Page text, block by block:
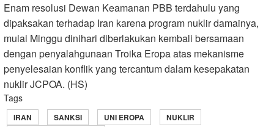
Enam resolusi Dewan Keamanan PBB terdahulu yang
dipaksakan terhadap Iran karena program nuklir damainya,
mulai Minggu dinihari diberlakukan kembali bersamaan
dengan penyalahgunaan Troika Eropa atas mekanisme
penyelesaian konflik yang tercantum dalam kesepakatan
nuklir JCPOA. (HS)
Tags
IRAN SANKSI UNI EROPA
NUKLIR